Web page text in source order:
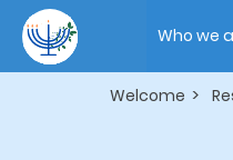
main
content
navigation
Who we
Welcome